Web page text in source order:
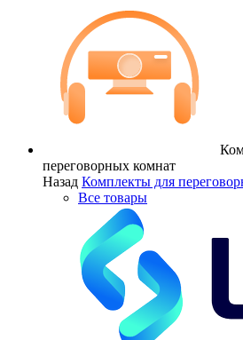
переговорных комнат
Назад Комплекты для
Все товары